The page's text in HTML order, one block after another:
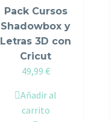
Pack Cursos
Shadowbox y
Letras 3D con
Cricut
Original
was:
54,98 €.
49,99 €Current
is:
49,99 €.
Añadir al
carrito